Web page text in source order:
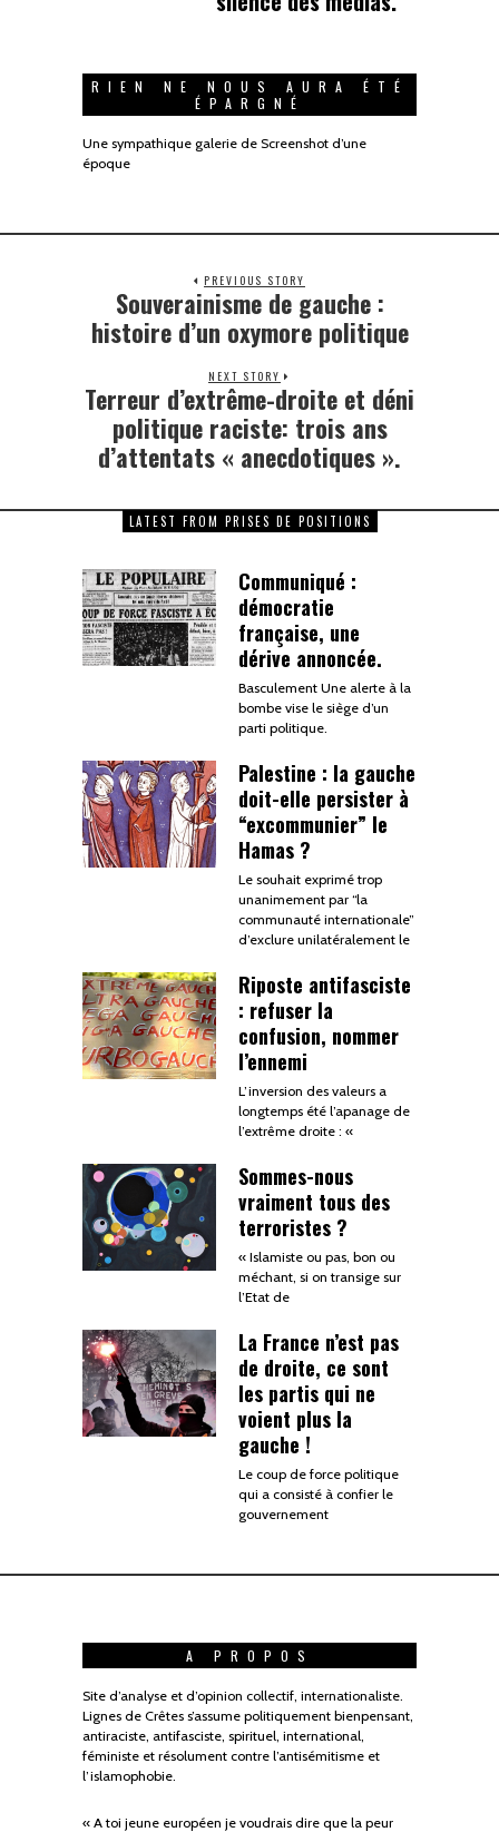
RIEN NE NOUS AURA ÉTÉ
ÉPARGNÉ
Une sympathique galerie de Screenshot d’une
époque
PREVIOUS STORY
Souverainisme de gauche :
histoire d’un oxymore politique
NEXT STORY
Terreur d’extrême-droite et déni
politique raciste: trois ans
d’attentats « anecdotiques ».
LATEST FROM PRISES DE POSITIONS
Communiqué :
démocratie
française, une
dérive annoncée.
Basculement Une alerte à la
bombe vise le siège d’un
parti politique.
Palestine : la gauche
doit-elle persister à
“excommunier” le
Hamas ?
Le souhait exprimé trop
unanimement par “la
communauté internationale”
d’exclure unilatéralement le
Riposte antifasciste
: refuser la
confusion, nommer
l’ennemi
L’inversion des valeurs a
longtemps été l’apanage de
l’extrême droite : «
Sommes-nous
vraiment tous des
terroristes ?
« Islamiste ou pas, bon ou
méchant, si on transige sur
l’Etat de
La France n’est pas
de droite, ce sont
les partis qui ne
voient plus la
gauche !
Le coup de force politique
qui a consisté à confier le
gouvernement
A PROPOS
Site d’analyse et d’opinion collectif, internationaliste.
Lignes de Crêtes s’assume politiquement bienpensant,
antiraciste, antifasciste, spirituel, international,
féministe et résolument contre l’antisémitisme et
l’islamophobie.
« A toi jeune européen je voudrais dire que la peur